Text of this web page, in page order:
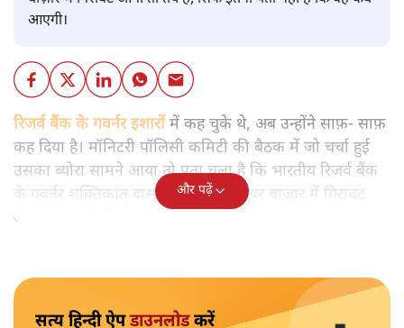
आएगी।
रिजर्व बैंक के गवर्नर इशारोंमें कह चुके थे, अब उन्होंने साफ़- साफ़
कह दिया है। मॉनिटरी पॉलिसी कमिटी की बैठक में जो चर्चा हुई
उसका ब्योरा सामने आया तो पता चला है कि भारतीय रिजर्व बैंक
के गवर्नर शक्तिकांत दास ने कहा है कि शेयर बाज़ार में गिरावट
आनी तो तय है, सिर्फ इतना पता नहीं है कि वह कब आएगी।
और पढ़ें
सत्य हिन्दी ऐपडाउनलोडकरें